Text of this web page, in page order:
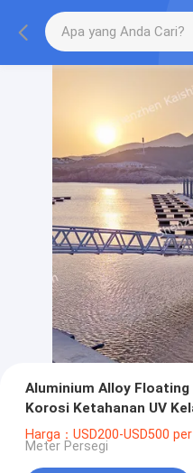
Aluminium Alloy Floating
Korosi Ketahanan UV
Harga：USD200-USD500
Meter Persegi